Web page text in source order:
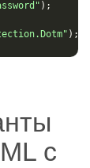
);
);
с